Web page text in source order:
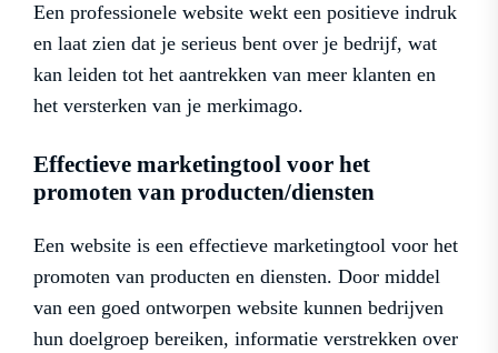
Een professionele website wekt een positieve indruk
en laat zien dat je serieus bent over je bedrijf, wat
kan leiden tot het aantrekken van meer klanten en
het versterken van je merkimago.
Effectieve marketingtool voor het
promoten van producten/diensten
Een website is een effectieve marketingtool voor het
promoten van producten en diensten. Door middel
van een goed ontworpen website kunnen bedrijven
hun doelgroep bereiken, informatie verstrekken over